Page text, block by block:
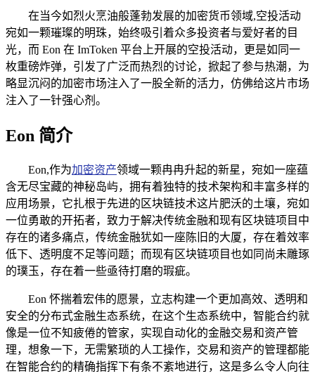
在当今如烈火烹油般蓬勃发展的加密货币领域,空投活动
宛如一颗璀璨的明珠，始终吸引着众多投资者与爱好者的目
光，而 Eon 在 ImToken 平台上开展的空投活动，更是如同一
枚重磅炸弹，引发了广泛而热烈的讨论，掀起了参与热潮，为
略显沉闷的加密市场注入了一股全新的活力，仿佛给这片市场
注入了一针强心剂。
Eon 简介
Eon,作为加密资产领域一颗冉冉升起的新星，宛如一座蕴
含无尽宝藏的神秘岛屿，拥有着独特的技术架构和丰富多样的
应用场景，它扎根于先进的区块链技术这片肥沃的土壤，宛如
一位勇敢的开拓者，致力于解决传统金融和现有区块链项目中
存在的诸多痛点，传统金融犹如一座陈旧的大厦，存在着效率
低下、透明度不足等问题；而现有区块链项目也如同尚未雕琢
的璞玉，存在着一些亟待打磨的瑕疵。
Eon 怀揣着宏伟的愿景，立志构建一个更加高效、透明和
安全的分布式金融生态系统，在这个生态系统中，智能合约就
像是一位不知疲倦的管家，实现自动化的金融交易和资产管
理，想象一下，无需繁琐的人工操作，交易和资产的管理都能
在智能合约的精确指挥下有条不紊地进行，这是多么令人向往